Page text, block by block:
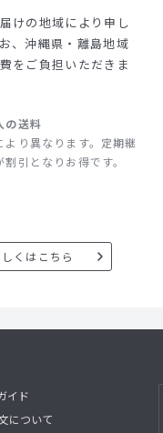
けの地域により申し
、沖縄県・離島地域
をご負担いただきま
の送料
より異なります。定期継
引となりお得です。
くはこちら
イド
について